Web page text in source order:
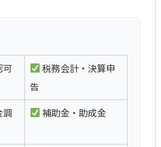
可
税務会計・決算申
告
調
補助金・助成金